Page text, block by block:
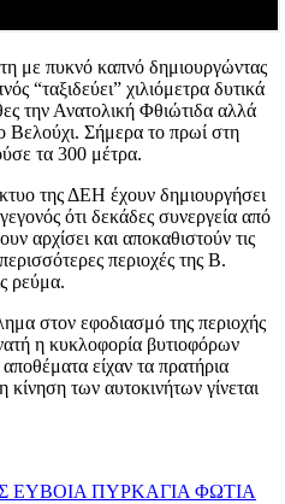
με πυκνό καπνό δημιουργώντας
“ταξιδεύει” χιλιόμετρα δυτικά
την Ανατολική Φθιώτιδα αλλά
Βελούχι. Σήμερα το πρωί στη
τα 300 μέτρα.
της ΔΕΗ έχουν δημιουργήσει
ότι δεκάδες συνεργεία από
αρχίσει και αποκαθιστούν τις
περιοχές της Β.
ρεύμα.
στον εφοδιασμό της περιοχής
η κυκλοφορία βυτιοφόρων
είχαν τα πρατήρια
των αυτοκινήτων γίνεται
ΕΥΒΟΙΑ ΠΥΡΚΑΓΙΑ ΦΩΤΙΑ